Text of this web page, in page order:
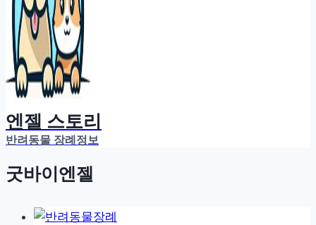
엔젤 스토리
반려동물 장례정보
굿바이엔젤